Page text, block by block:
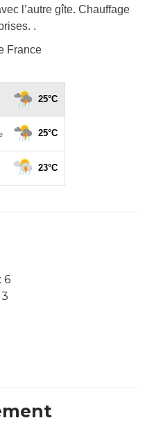
l’autre gîte. Chauffage
.
France
6